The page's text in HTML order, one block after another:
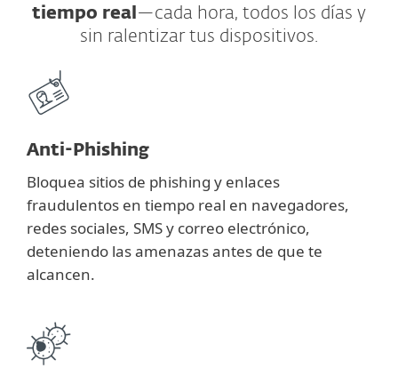
tiempo real —cada hora, todos los días y
sin ralentizar tus dispositivos.
Anti-Phishing
Bloquea sitios de phishing y enlaces
fraudulentos en tiempo real en navegadores,
redes sociales, SMS y correo electrónico,
deteniendo las amenazas antes de que te
alcancen.